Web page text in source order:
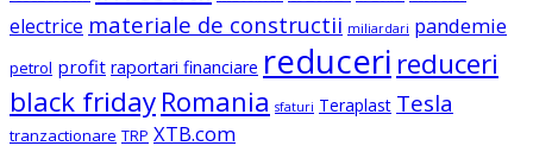
electrice materiale de constructii miliardari pandemie
petrol profit raportari financiare reduceri reduceri
black friday Romania sfaturi Teraplast Tesla
tranzactionare TRP XTB.com